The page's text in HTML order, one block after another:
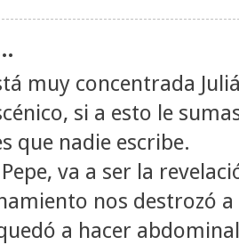
muy concentrada
si a esto le
que nadie escribe.
va a ser la
nos destrozó
a hacer